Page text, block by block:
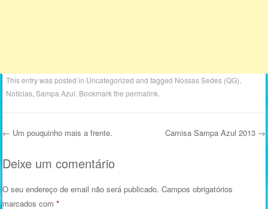
This entry was posted in Uncategorized and tagged Nossas Sedes (QG)
Notícias ,Sampa Azul . Bookmark thepermalink
Post navigation
← Um pouquinho mais a frente. Camisa Sampa Azul 2013 →
Deixe um comentário
O seu endereço de email não será publicado. Campos obrigatórios
marcados com*